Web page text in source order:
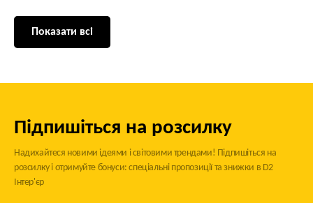
Показати всі
Підпишіться на розсилку
Надихайтеся новими ідеями і світовими трендами! Підпишіться на
розсилку і отримуйте бонуси: спеціальні пропозиції та знижки в D2
Інтер'єр